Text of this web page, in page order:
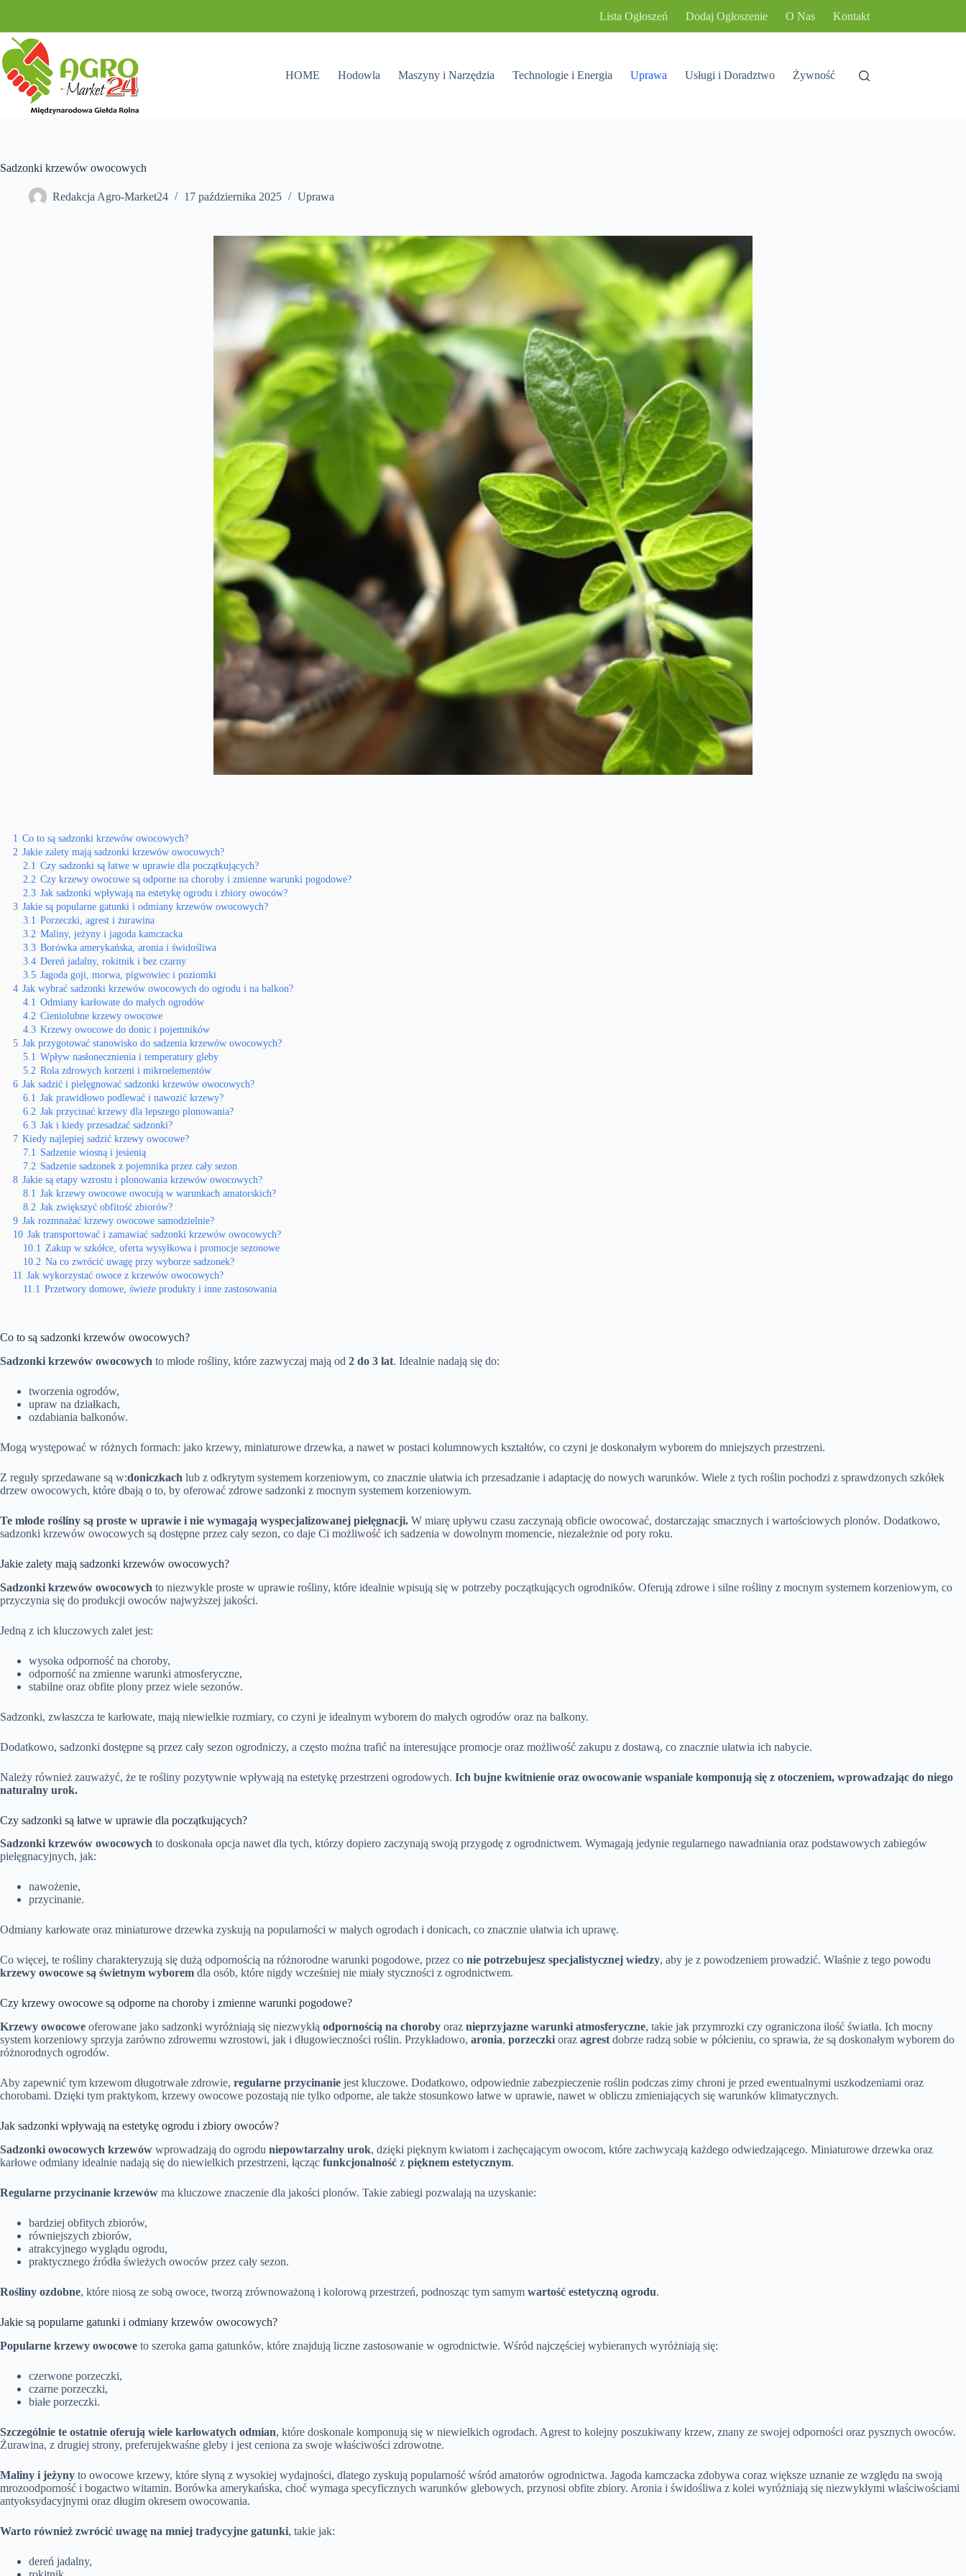
treści
Lista Ogłoszeń Dodaj Ogłoszenie O Nas Kontakt
HOME Hodowla Maszyny i Narzędzia Technologie i Energia Uprawa Usługi i Doradztwo Żywność
Sadzonki krzewów owocowych
Redakcja Agro-Market24 17 października 2025 Uprawa
1 Co to są sadzonki krzewów owocowych?
2 Jakie zalety mają sadzonki krzewów owocowych?
2.1 Czy sadzonki są łatwe w uprawie dla początkujących?
2.2 Czy krzewy owocowe są odporne na choroby i zmienne warunki pogodowe?
2.3 Jak sadzonki wpływają na estetykę ogrodu i zbiory owoców?
3 Jakie są popularne gatunki i odmiany krzewów owocowych?
3.1 Porzeczki, agrest i żurawina
3.2 Maliny, jeżyny i jagoda kamczacka
3.3 Borówka amerykańska, aronia i świdośliwa
3.4 Dereń jadalny, rokitnik i bez czarny
3.5 Jagoda goji, morwa, pigwowiec i poziomki
4 Jak wybrać sadzonki krzewów owocowych do ogrodu i na balkon?
4.1 Odmiany karłowate do małych ogrodów
4.2 Cieniolubne krzewy owocowe
4.3 Krzewy owocowe do donic i pojemników
5 Jak przygotować stanowisko do sadzenia krzewów owocowych?
5.1 Wpływ nasłonecznienia i temperatury gleby
5.2 Rola zdrowych korzeni i mikroelementów
6 Jak sadzić i pielęgnować sadzonki krzewów owocowych?
6.1 Jak prawidłowo podlewać i nawozić krzewy?
6.2 Jak przycinać krzewy dla lepszego plonowania?
6.3 Jak i kiedy przesadzać sadzonki?
7 Kiedy najlepiej sadzić krzewy owocowe?
7.1 Sadzenie wiosną i jesienią
7.2 Sadzenie sadzonek z pojemnika przez cały sezon
8 Jakie są etapy wzrostu i plonowania krzewów owocowych?
8.1 Jak krzewy owocowe owocują w warunkach amatorskich?
8.2 Jak zwiększyć obfitość zbiorów?
9 Jak rozmnażać krzewy owocowe samodzielnie?
10 Jak transportować i zamawiać sadzonki krzewów owocowych?
10.1 Zakup w szkółce, oferta wysyłkowa i promocje sezonowe
10.2 Na co zwrócić uwagę przy wyborze sadzonek?
11 Jak wykorzystać owoce z krzewów owocowych?
11.1 Przetwory domowe, świeże produkty i inne zastosowania
Co to są sadzonki krzewów owocowych?
Sadzonki krzewów owocowych to młode rośliny, które zazwyczaj mają od 2 do 3 lat. Idealnie nadają się do:
tworzenia ogrodów,
upraw na działkach,
ozdabiania balkonów.
Mogą występować w różnych formach: jako krzewy, miniaturowe drzewka, a nawet w postaci kolumnowych kształtów, co czyni je doskonałym wyborem do mniejszych przestrzeni.
Z reguły sprzedawane są w:doniczkach lub z odkrytym systemem korzeniowym, co znacznie ułatwia ich przesadzanie i adaptację do nowych warunków. Wiele z tych roślin pochodzi z sprawdzonych szkółek
drzew owocowych, które dbają o to, by oferować zdrowe sadzonki z mocnym systemem korzeniowym.
Te młode rośliny są proste w uprawie i nie wymagają wyspecjalizowanej pielęgnacji. W miarę upływu czasu zaczynają obficie owocować, dostarczając smacznych i wartościowych plonów. Dodatkowo,
sadzonki krzewów owocowych są dostępne przez cały sezon, co daje Ci możliwość ich sadzenia w dowolnym momencie, niezależnie od pory roku.
Jakie zalety mają sadzonki krzewów owocowych?
Sadzonki krzewów owocowych to niezwykle proste w uprawie rośliny, które idealnie wpisują się w potrzeby początkujących ogrodników. Oferują zdrowe i silne rośliny z mocnym systemem korzeniowym, co
przyczynia się do produkcji owoców najwyższej jakości.
Jedną z ich kluczowych zalet jest:
wysoka odporność na choroby,
odporność na zmienne warunki atmosferyczne,
stabilne oraz obfite plony przez wiele sezonów.
Sadzonki, zwłaszcza te karłowate, mają niewielkie rozmiary, co czyni je idealnym wyborem do małych ogrodów oraz na balkony.
Dodatkowo, sadzonki dostępne są przez cały sezon ogrodniczy, a często można trafić na interesujące promocje oraz możliwość zakupu z dostawą, co znacznie ułatwia ich nabycie.
Należy również zauważyć, że te rośliny pozytywnie wpływają na estetykę przestrzeni ogrodowych. Ich bujne kwitnienie oraz owocowanie wspaniale komponują się z otoczeniem, wprowadzając do niego
naturalny urok.
Czy sadzonki są łatwe w uprawie dla początkujących?
Sadzonki krzewów owocowych to doskonała opcja nawet dla tych, którzy dopiero zaczynają swoją przygodę z ogrodnictwem. Wymagają jedynie regularnego nawadniania oraz podstawowych zabiegów
pielęgnacyjnych, jak:
nawożenie,
przycinanie.
Odmiany karłowate oraz miniaturowe drzewka zyskują na popularności w małych ogrodach i donicach, co znacznie ułatwia ich uprawę.
Co więcej, te rośliny charakteryzują się dużą odpornością na różnorodne warunki pogodowe, przez co nie potrzebujesz specjalistycznej wiedzy, aby je z powodzeniem prowadzić. Właśnie z tego powodu
krzewy owocowe są świetnym wyborem dla osób, które nigdy wcześniej nie miały styczności z ogrodnictwem.
Czy krzewy owocowe są odporne na choroby i zmienne warunki pogodowe?
Krzewy owocowe oferowane jako sadzonki wyróżniają się niezwykłą odpornością na choroby oraz nieprzyjazne warunki atmosferyczne, takie jak przymrozki czy ograniczona ilość światła. Ich mocny
system korzeniowy sprzyja zarówno zdrowemu wzrostowi, jak i długowieczności roślin. Przykładowo, aronia, porzeczki oraz agrest dobrze radzą sobie w półcieniu, co sprawia, że są doskonałym wyborem do
różnorodnych ogrodów.
Aby zapewnić tym krzewom długotrwałe zdrowie, regularne przycinanie jest kluczowe. Dodatkowo, odpowiednie zabezpieczenie roślin podczas zimy chroni je przed ewentualnymi uszkodzeniami oraz
chorobami. Dzięki tym praktykom, krzewy owocowe pozostają nie tylko odporne, ale także stosunkowo łatwe w uprawie, nawet w obliczu zmieniających się warunków klimatycznych.
Jak sadzonki wpływają na estetykę ogrodu i zbiory owoców?
Sadzonki owocowych krzewów wprowadzają do ogrodu niepowtarzalny urok, dzięki pięknym kwiatom i zachęcającym owocom, które zachwycają każdego odwiedzającego. Miniaturowe drzewka oraz
karłowe odmiany idealnie nadają się do niewielkich przestrzeni, łącząc funkcjonalność z pięknem estetycznym.
Regularne przycinanie krzewów ma kluczowe znaczenie dla jakości plonów. Takie zabiegi pozwalają na uzyskanie:
bardziej obfitych zbiorów,
równiejszych zbiorów,
atrakcyjnego wyglądu ogrodu,
praktycznego źródła świeżych owoców przez cały sezon.
Rośliny ozdobne, które niosą ze sobą owoce, tworzą zrównoważoną i kolorową przestrzeń, podnosząc tym samym wartość estetyczną ogrodu.
Jakie są popularne gatunki i odmiany krzewów owocowych?
Popularne krzewy owocowe to szeroka gama gatunków, które znajdują liczne zastosowanie w ogrodnictwie. Wśród najczęściej wybieranych wyróżniają się:
czerwone porzeczki,
czarne porzeczki,
białe porzeczki.
Szczególnie te ostatnie oferują wiele karłowatych odmian, które doskonale komponują się w niewielkich ogrodach. Agrest to kolejny poszukiwany krzew, znany ze swojej odporności oraz pysznych owoców.
Żurawina, z drugiej strony, preferujekwaśne gleby i jest ceniona za swoje właściwości zdrowotne.
Maliny i jeżyny to owocowe krzewy, które słyną z wysokiej wydajności, dlatego zyskują popularność wśród amatorów ogrodnictwa. Jagoda kamczacka zdobywa coraz większe uznanie ze względu na swoją
mrozoodporność i bogactwo witamin. Borówka amerykańska, choć wymaga specyficznych warunków glebowych, przynosi obfite zbiory. Aronia i świdośliwa z kolei wyróżniają się niezwykłymi właściwościami
antyoksydacyjnymi oraz długim okresem owocowania.
Warto również zwrócić uwagę na mniej tradycyjne gatunki, takie jak:
dereń jadalny,